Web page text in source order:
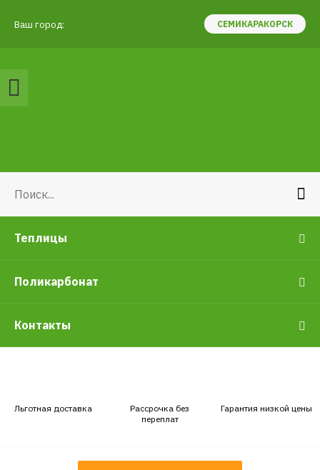
Ваш город: СЕМИКАРАКОРСК
Теплицы
Поликарбонат
Контакты
Льготная доставка
Рассрочка без
переплат
Гарантия низкой цены